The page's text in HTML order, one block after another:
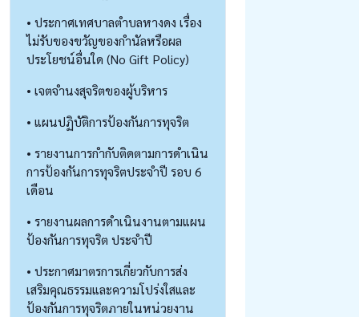
• ประกาศเทศบาลตำบลหางดง เรื่อง
ไม่รับของขวัญของกำนัลหรือผล
ประโยชน์อื่นใด (No Gift Policy)
• เจตจำนงสุจริตของผู้บริหาร
• แผนปฏิบัติการป้องกันการทุจริต
• รายงานการกำกับติดตามการดำเนิน
การป้องกันการทุจริตประจำปี รอบ 6
เดือน
• รายงานผลการดำเนินงานตามแผน
ป้องกันการทุจริต ประจำปี
• ประกาศมาตรการเกี่ยวกับการส่ง
เสริมคุณธรรมและความโปร่งใสและ
ป้องกันการทุจริตภายในหน่วยงาน